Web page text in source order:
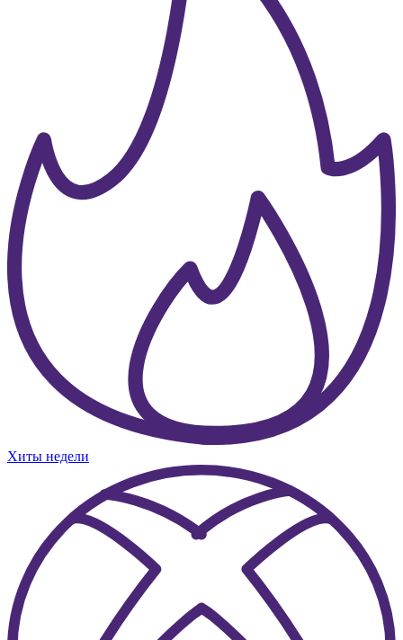
Хиты недели